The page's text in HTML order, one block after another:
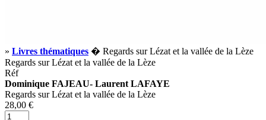
» Livres thématiques � Regards sur Lézat et la vallée de la Lèze
Regards sur Lézat et la vallée de la Lèze
Réf
Dominique FAJEAU- Laurent LAFAYE
Regards sur Lézat et la vallée de la Lèze
28,00 €